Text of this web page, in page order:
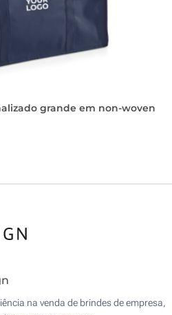
grande em non-woven
na venda de brindes de empresa,